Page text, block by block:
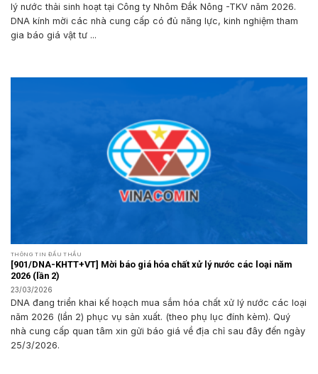
lý nước thải sinh hoạt tại Công ty Nhôm Đắk Nông -TKV năm 2026.
DNA kính mời các nhà cung cấp có đủ năng lực, kinh nghiệm tham
gia báo giá vật tư ...
THÔNG TIN ĐẤU THẦU
[901/DNA-KHTT+VT] Mời báo giá hóa chất xử lý nước các loại năm
2026 (lần 2)
23/03/2026
DNA đang triển khai kế hoạch mua sắm hóa chất xử lý nước các loại
năm 2026 (lần 2) phục vụ sản xuất. (theo phụ lục đính kèm). Quý
nhà cung cấp quan tâm xin gửi báo giá về địa chỉ sau đây đến ngày
25/3/2026.